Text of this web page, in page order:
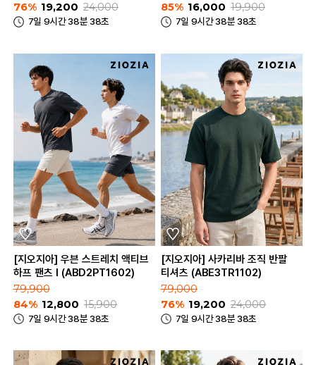
76% 19,200 24,000
7일 9시간 38분 38초
85% 16,000 19,900
7일 9시간 38분 38초
[지오지아] 우븐 스트레치 액티브
하프 팬츠 I (ABD2PT1602)
79,900
84% 12,800 15,900
7일 9시간 38분 38초
[지오지아] 사카리바 조직 반팔
티셔츠 (ABE3TR1102)
79,000
76% 19,200 24,000
7일 9시간 38분 38초